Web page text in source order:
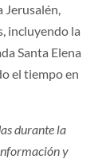
incluyendo la
Santa Elena
el tiempo en
durante la
y